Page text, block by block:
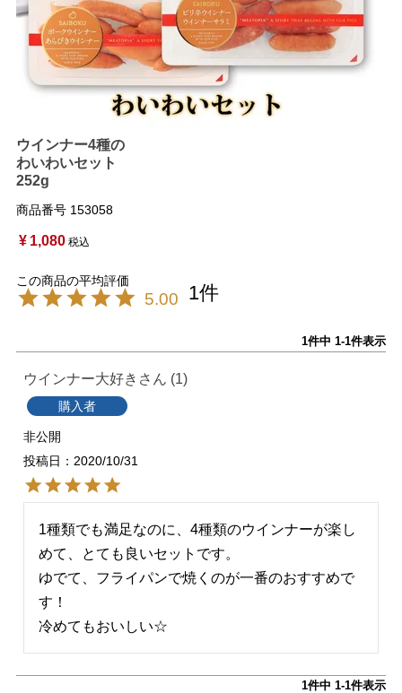
ウインナー4種の
わいわいセット
252g
商品番号 153058
¥ 1,080 税込
5.00 1
1件中 1-1件表示
ウインナー大好き 1
購入者
非公開
投稿日
2020/10/31
1種類でも満足なのに、4種類のウインナーが楽し
めて、とても良いセットです。
ゆでて、フライパンで焼くのが一番のおすすめで
す！
冷めてもおいしい☆
1件中 1-1件表示